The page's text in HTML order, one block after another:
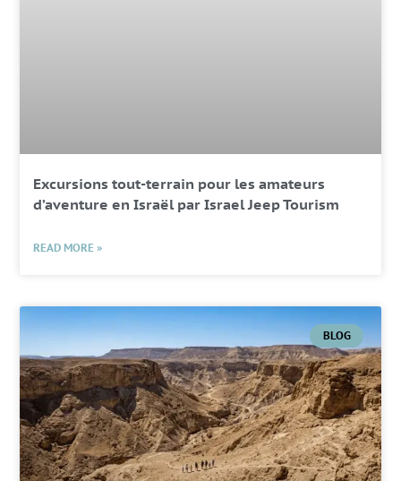
Excursions tout-terrain pour les amateurs
d’aventure en Israël par Israel Jeep Tourism
READ MORE »
BLOG